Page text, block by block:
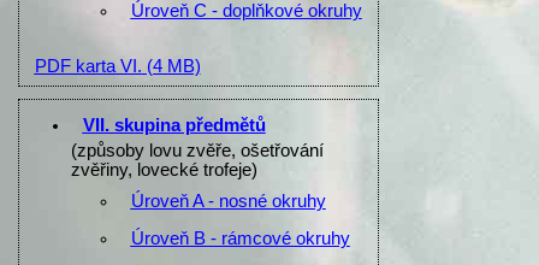
Úroveň C - doplňkové okruhy
PDF karta VI. (4 MB)
VII. skupina předmětů
(způsoby lovu zvěře, ošetřování
zvěřiny, lovecké trofeje)
Úroveň A - nosné okruhy
Úroveň B - rámcové okruhy